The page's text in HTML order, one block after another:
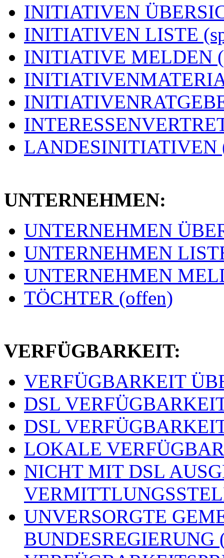
INITIATIVEN
INITIATIVEN LISTE
INITIATIVE MELDEN
LANDESINITIATIVEN
UNTERNEHMEN:
UNTERNEHMEN
UNTERNEHMEN
UNTERNEHMEN
TÖCHTER (offen)
VERFÜGBARKEIT:
VERFÜGBARKEIT
DSL
DSL
LOKALE
NICHT MIT DSL
UNVERSORGTE
BUNDESREGIERUNG